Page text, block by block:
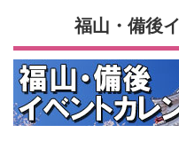
福山・備後